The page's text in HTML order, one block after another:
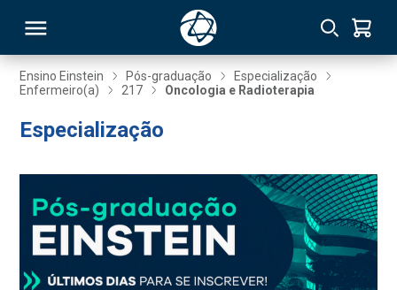
Ensino Einstein Pós-graduação
Especialização
Enfermeiro(a)
217 Oncologia e Radioterapia
Especialização